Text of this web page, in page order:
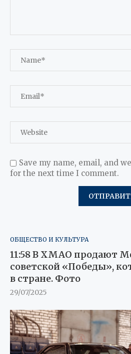
Save my name, email, and
for the next time I comment.
ОБЩЕСТВО И КУЛЬТУРА
11:58 В ХМАО продают
советской «Победы»,
в стране. Фото
29/07/2025